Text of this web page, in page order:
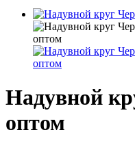
Надувной
оптом